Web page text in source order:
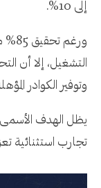
إلى 10%.
التشغيل، إلا أن
وتوفير الكوادر
يظل الهدف
تجارب استثنائية